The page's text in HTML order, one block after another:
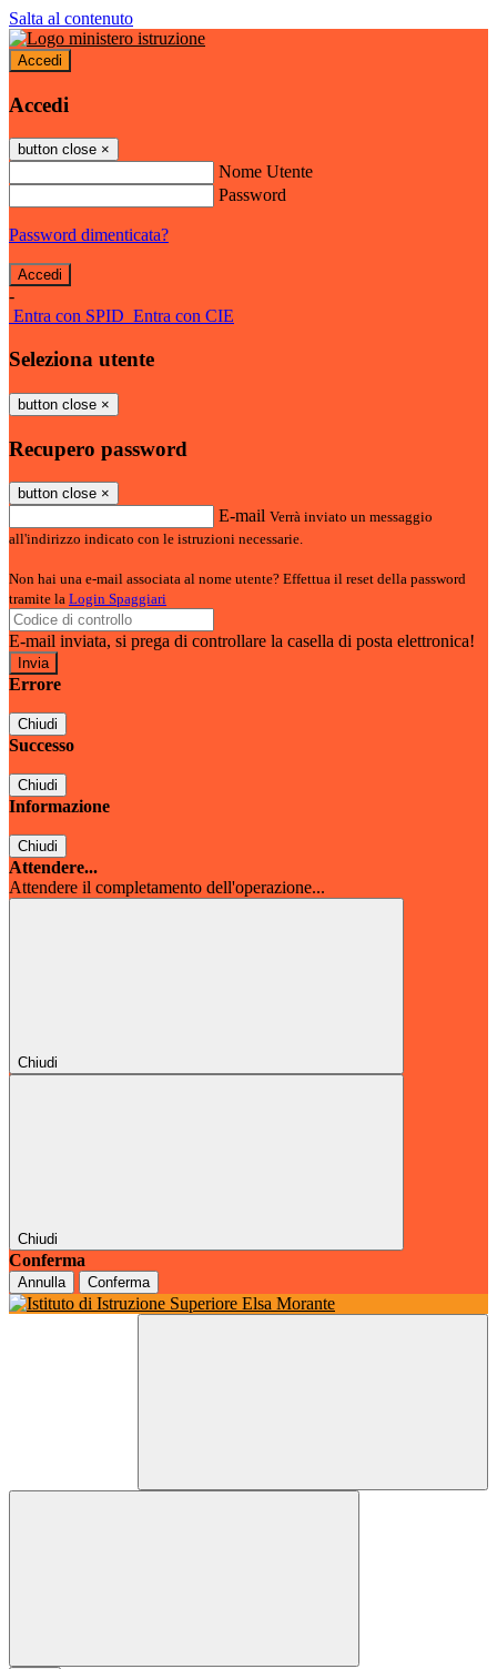
Salta al contenuto
Accedi
Accedi
button close ×
Nome Utente
Password
Password dimenticata?
-
Entra con SPID Entra con CIE
Seleziona utente
button close ×
Recupero password
button close ×
E-mail Verrà inviato un messaggio
all'indirizzo indicato con le istruzioni necessarie.
Non hai una e-mail associata al nome utente? Effettua il reset della password
tramite la Login Spaggiari
E-mail inviata, si prega di controllare la casella di posta elettronica!
Errore
Chiudi
Successo
Chiudi
Informazione
Chiudi
Attendere...
Attendere il completamento dell'operazione...
Chiudi
Chiudi
Conferma
Annulla Conferma